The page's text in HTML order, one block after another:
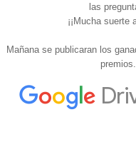
las
¡¡Mucha suerte
Mañana se publicaran los
premios.